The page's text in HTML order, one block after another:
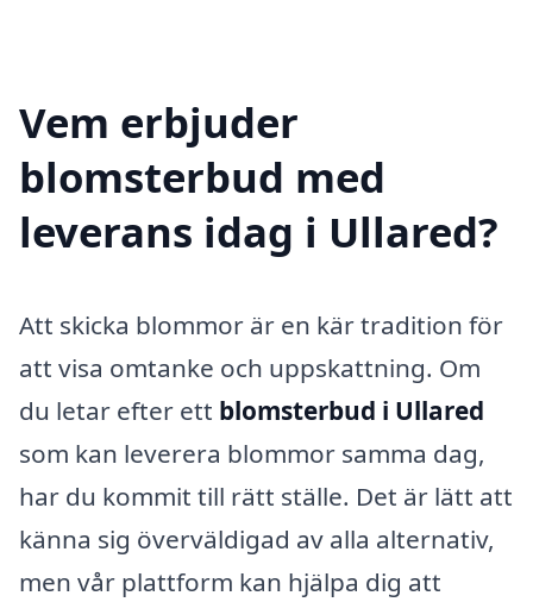
Vem erbjuder
blomsterbud med
leverans idag i Ullared?
Att skicka blommor är en kär tradition för
att visa omtanke och uppskattning. Om
du letar efter ett blomsterbud i Ullared
som kan leverera blommor samma dag,
har du kommit till rätt ställe. Det är lätt att
känna sig överväldigad av alla alternativ,
men vår plattform kan hjälpa dig att